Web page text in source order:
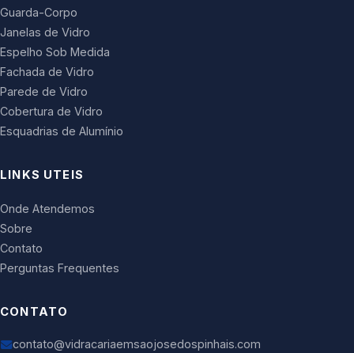
Guarda-Corpo
Janelas de Vidro
Espelho Sob Medida
Fachada de Vidro
Parede de Vidro
Cobertura de Vidro
Esquadrias de Alumínio
LINKS UTEIS
Onde Atendemos
Sobre
Contato
Perguntas Frequentes
CONTATO
contato@vidracariaemsaojosedospinhais.com